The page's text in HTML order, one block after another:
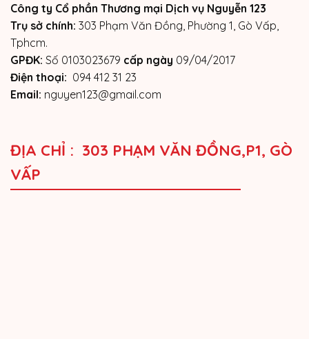
Công ty Cổ phần Thương mại Dịch vụ Nguyễn 123
Trụ sở chính: 303 Phạm Văn Đồng, Phường 1, Gò Vấp,
Tphcm.
GPĐK: Số 0103023679 cấp ngày 09/04/2017
Điện thoại: 094 412 31 23
Email: nguyen123@gmail.com
ĐỊA CHỈ : 303 PHẠM VĂN ĐỒNG,P1, GÒ
VẤP